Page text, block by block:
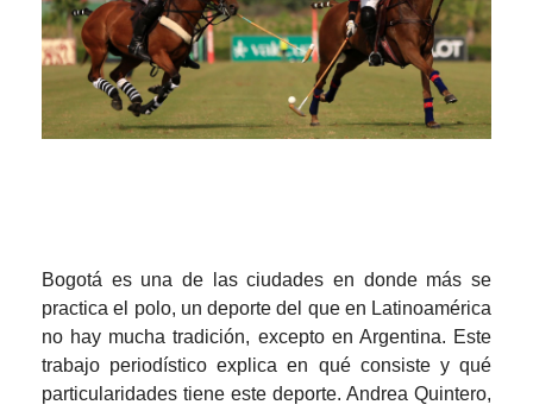
Bogotá es una de las ciudades en donde más se
practica el polo, un deporte del que en Latinoamérica
no hay mucha tradición, excepto en Argentina. Este
trabajo periodístico explica en qué consiste y qué
particularidades tiene este deporte. Andrea Quintero,